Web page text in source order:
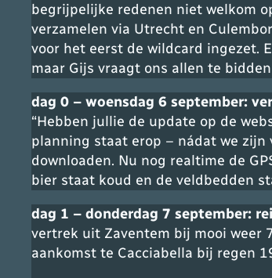
begrijpelijke redenen niet welkom
verzamelen via Utrecht en
voor het eerst de wildcard ingezet.
maar Gijs vraagt ons allen te
dag 0 – woensdag 6 september:
“Hebben jullie de update op de
planning staat erop – nádat we
downloaden. Nu nog realtime de
bier staat koud en de veldbedden
dag 1 – donderdag 7 september:
vertrek uit Zaventem bij mooi weer
aankomst te Cacciabella bij regen